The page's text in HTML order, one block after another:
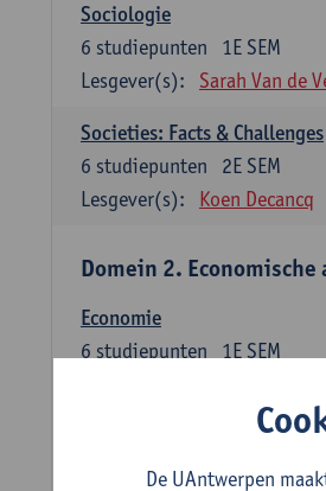
Sociologie
1E SEM
6 studiepunten
Lesgever(s):
Sarah Van de
Societies: Facts & Challenges
2E SEM
6 studiepunten
Lesgever(s):
Koen Decancq
Domein 2. Economische
Economie
1E SEM
6 studiepunten
De UAntwerpen